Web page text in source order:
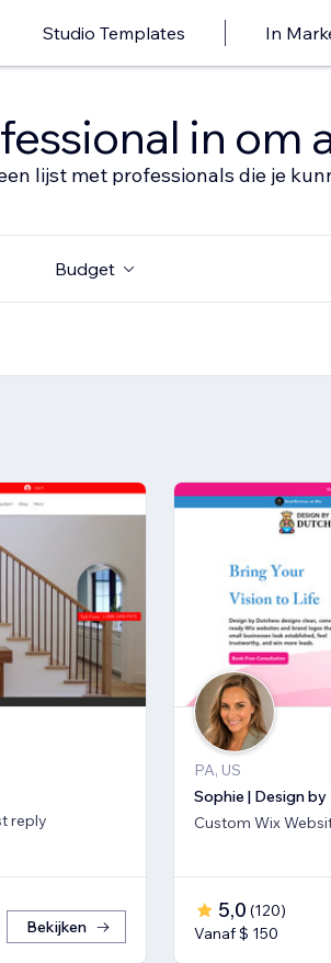
Studio Templates In
in om
lijst met professionals die je
Budget
reply
Bekijken
PA, US
Sophie | Design
Custom Wix
5,0 (120)
Vanaf $ 150